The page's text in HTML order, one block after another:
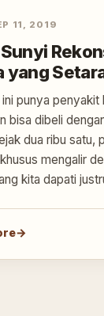
11, 2019
yang
punya penyakit
bisa dibeli
dua ribu satu,
mengalir
kita dapati